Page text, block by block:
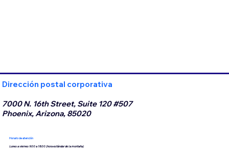
Dirección postal corporativa
7000 N. 16th Street, Suite 120 #507
Phoenix, Arizona, 85020
Horario de atención
Lunes a viernes 9:00 a 18:00 (hora estándar de la montaña)